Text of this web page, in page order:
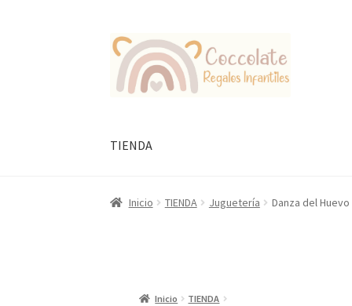
Ir
la
Ir
al
contenido
TIENDA
Inicio TIENDA Juguetería Danza del Huevo
Inicio
TIENDA